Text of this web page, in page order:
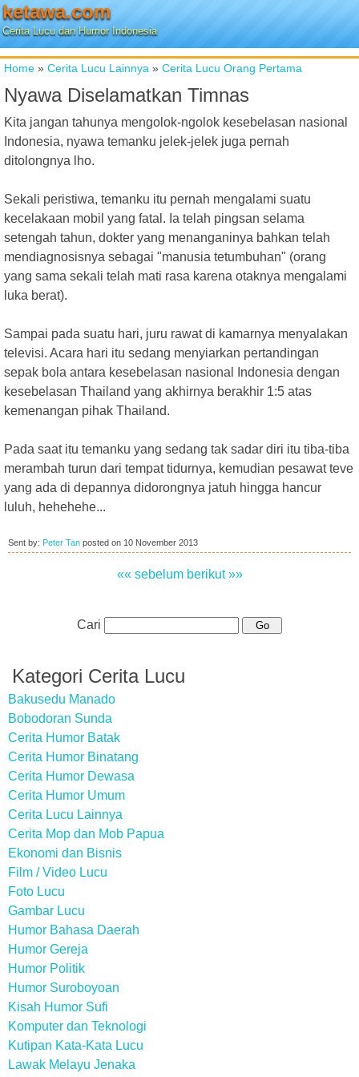
ketawa.com
Cerita Lucu dan Humor Indonesia
Home » Cerita Lucu Lainnya » Cerita Lucu Orang Pertama
Nyawa Diselamatkan Timnas
Kita jangan tahunya mengolok-ngolok kesebelasan nasional
Indonesia, nyawa temanku jelek-jelek juga pernah
ditolongnya lho.
Sekali peristiwa, temanku itu pernah mengalami suatu
kecelakaan mobil yang fatal. Ia telah pingsan selama
setengah tahun, dokter yang menanganinya bahkan telah
mendiagnosisnya sebagai "manusia tetumbuhan" (orang
yang sama sekali telah mati rasa karena otaknya mengalami
luka berat).
Sampai pada suatu hari, juru rawat di kamarnya menyalakan
televisi. Acara hari itu sedang menyiarkan pertandingan
sepak bola antara kesebelasan nasional Indonesia dengan
kesebelasan Thailand yang akhirnya berakhir 1:5 atas
kemenangan pihak Thailand.
Pada saat itu temanku yang sedang tak sadar diri itu tiba-tiba
merambah turun dari tempat tidurnya, kemudian pesawat teve
yang ada di depannya didorongnya jatuh hingga hancur
luluh, hehehehe...
Sent by: Peter Tan posted on 10 November 2013
«« sebelum berikut »»
Cari
Kategori Cerita Lucu
Bakusedu Manado
Bobodoran Sunda
Cerita Humor Batak
Cerita Humor Binatang
Cerita Humor Dewasa
Cerita Humor Umum
Cerita Lucu Lainnya
Cerita Mop dan Mob Papua
Ekonomi dan Bisnis
Film / Video Lucu
Foto Lucu
Gambar Lucu
Humor Bahasa Daerah
Humor Gereja
Humor Politik
Humor Suroboyoan
Kisah Humor Sufi
Komputer dan Teknologi
Kutipan Kata-Kata Lucu
Lawak Melayu Jenaka